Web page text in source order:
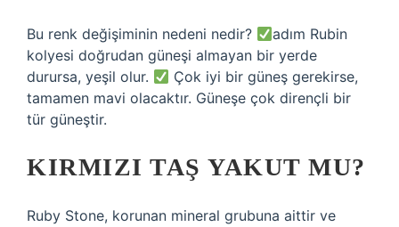
Bu renk değişiminin nedeni nedir?
adım Rubin
kolyesi doğrudan güneşi almayan bir yerde
durursa, yeşil olur.
Çok iyi bir güneş gerekirse,
tamamen mavi olacaktır. Güneşe çok dirençli bir
tür güneştir.
KIRMIZI TAŞ YAKUT MU?
Ruby Stone, korunan mineral grubuna aittir ve